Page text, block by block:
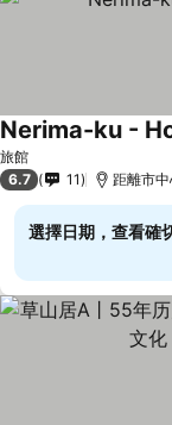
旅館
Nerima-ku -
6.7 11 距離市
選擇日期，查看確